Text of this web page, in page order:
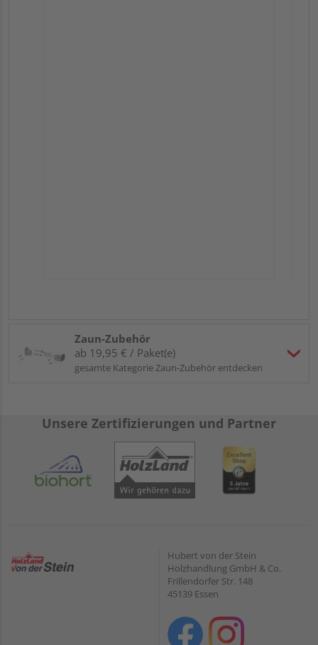
Zaun-Zubehör
ab 19,95 € / Paket(e)
gesamte Kategorie Zaun-Zubehör entdecken
Unsere Zertifizierungen und Partner
Hubert von der Stein
Holzhandlung GmbH & Co.
Frillendorfer Str. 148
45139 Essen